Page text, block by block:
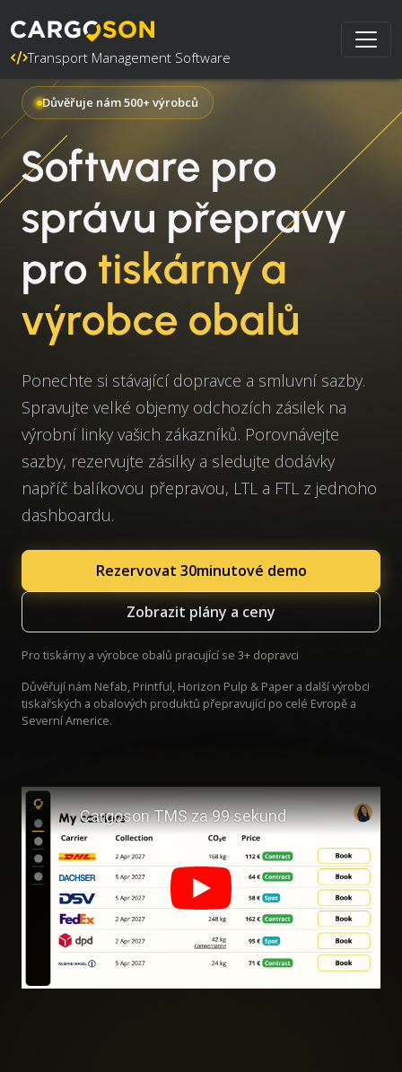
Transport Management Software
Důvěřuje nám 500+ výrobců
Software pro
správu přepravy
pro tiskárny a
výrobce obalů
Ponechte si stávající dopravce a smluvní sazby.
Spravujte velké objemy odchozích zásilek na
výrobní linky vašich zákazníků. Porovnávejte
sazby, rezervujte zásilky a sledujte dodávky
napříč balíkovou přepravou, LTL a FTL z jednoho
dashboardu.
Rezervovat 30minutové demo
Zobrazit plány a ceny
Pro tiskárny a výrobce obalů pracující se 3+ dopravci
Důvěřují nám Nefab, Printful, Horizon Pulp & Paper a další výrobci
tiskařských a obalových produktů přepravující po celé Evropě a
Severní Americe.